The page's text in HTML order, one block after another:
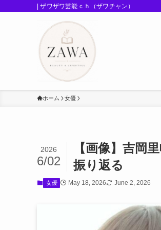
| ザワザワ芸能ｃｈ（ザワチャン）
ホーム 女優
【画像】吉岡
振り返る
2026
6/02
女優 May 18, 2026 June 2, 2026